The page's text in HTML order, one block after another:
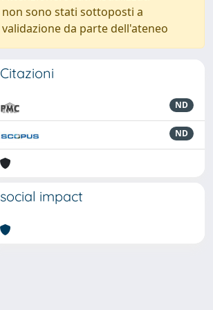
non sono stati sottoposti a
validazione da parte dell'ateneo
Citazioni
ND
ND
social impact